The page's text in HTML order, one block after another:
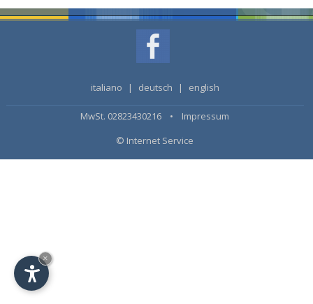
italiano | deutsch | english
MwSt. 02823430216 • Impressum
© Internet Service
×